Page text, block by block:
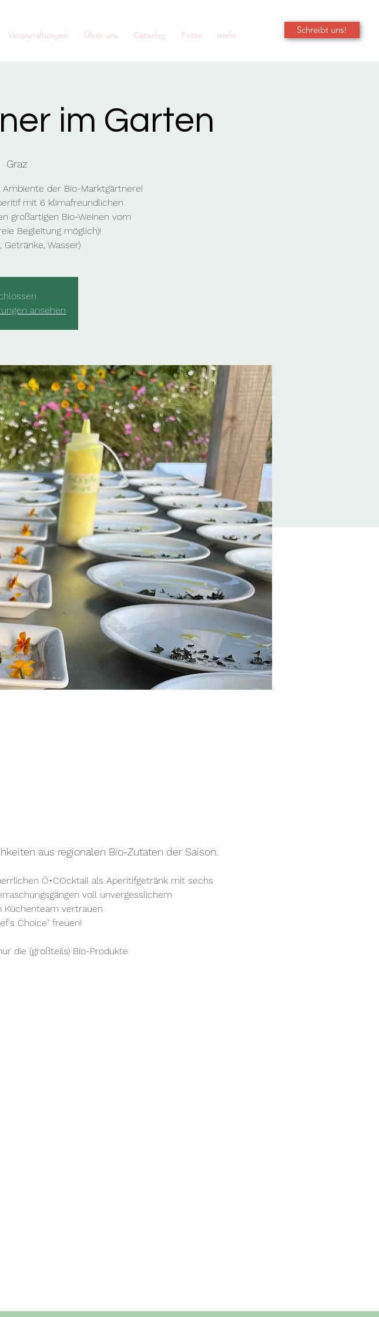
Schreibt uns!
Veranstaltungen Über uns Catering Fotos mehr
im Garten
Graz
der Bio-Marktgärtnerei
mit 6 klimafreundlichen
großartigen Bio-Weinen vom
Begleitung möglich)!
Getränke, Wasser)
ansehen
aus regionalen Bio-Zutaten der Saison.
Ö•COcktail als Aperitifgetränk mit sechs
voll unvergesslichem
Küchenteam vertrauen
Choice" freuen!
die (großteils) Bio-Produkte